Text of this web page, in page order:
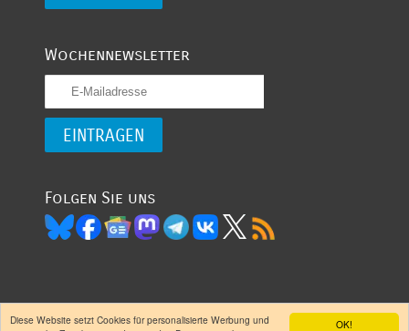
OK!
Diese Website setzt Cookies für personalisierte Werbung und
Wochennewsletter
Folgen Sie uns
(CC) 2007 - - garantiert oligarchenfrei Entwickelt